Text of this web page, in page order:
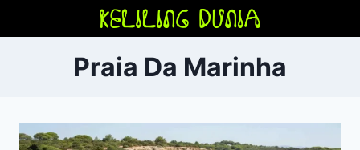
Praia Da Marinha